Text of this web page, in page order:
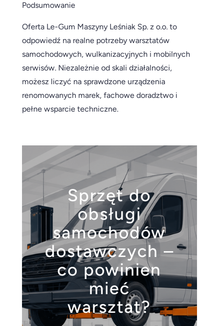
Podsumowanie
Oferta Le-Gum Maszyny Leśniak Sp. z o.o. to
odpowiedź na realne potrzeby warsztatów
samochodowych, wulkanizacyjnych i mobilnych
serwisów. Niezależnie od skali działalności,
możesz liczyć na sprawdzone urządzenia
renomowanych marek, fachowe doradztwo i
pełne wsparcie techniczne.
Sprzęt do
obsługi
samochodów
dostawczych –
co powinien
mieć
warsztat?